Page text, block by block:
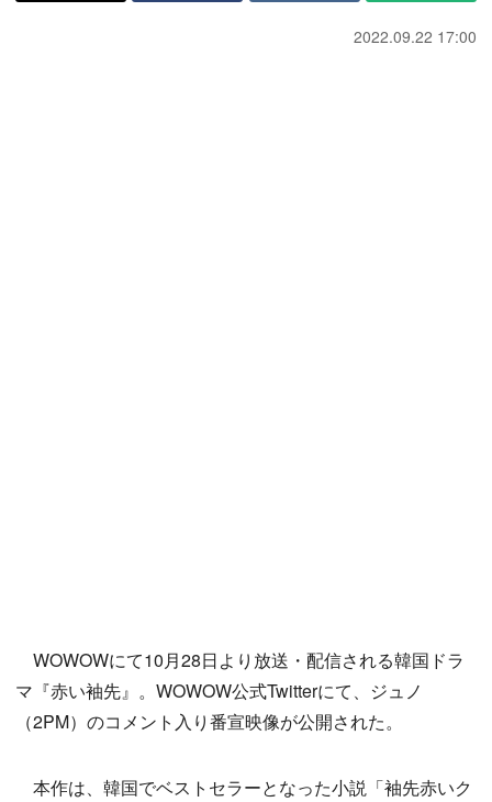
2022.09.22 17:00
WOWOWにて10月28日より放送・配信される韓国ドラ
マ『赤い袖先』。WOWOW公式Twitterにて、ジュノ
（2PM）のコメント入り番宣映像が公開された。
本作は、韓国でベストセラーとなった小説「袖先赤いク